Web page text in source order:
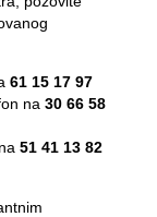
61 15 17 97
na 30 66 58
51 41 13 82